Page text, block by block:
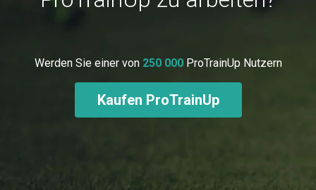
Werden Sie einer von 250 000ProTrainUp Nutzern
Kaufen ProTrainUp